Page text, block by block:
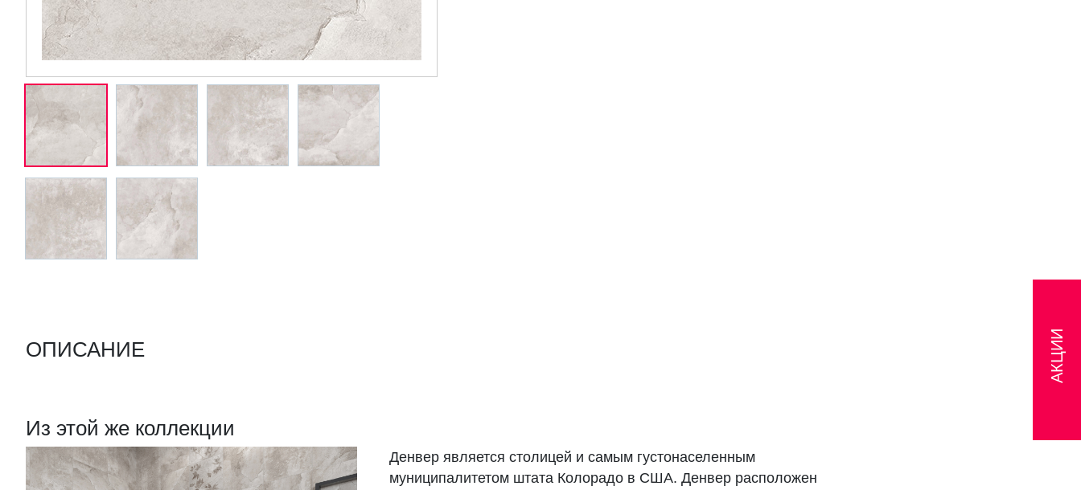
ОПИСАНИЕ
Из этой же коллекции
Денвер является столицей и самым густонаселенным
муниципалитетом штата Колорадо в США. Денвер расположен
АКЦИИ